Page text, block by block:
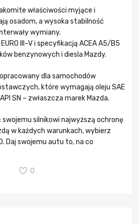
właściwości myjące i
osadom, a wysoka stabilność
wymiany.
III–V i specyfikacją ACEA A5/B5
benzynowych i diesla Mazdy.
dla samochodów
które wymagają oleju SAE
SN – zwłaszcza marek Mazda.
silnikowi najwyższą ochronę
w każdych warunkach, wybierz
Daj swojemu autu to, na co
0